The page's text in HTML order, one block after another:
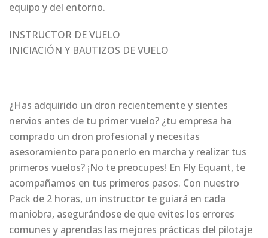
equipo y del entorno.
INSTRUCTOR DE VUELO
INICIACIÓN Y BAUTIZOS DE VUELO
¿Has adquirido un dron recientemente y sientes
nervios antes de tu primer vuelo? ¿tu empresa ha
comprado un dron profesional y necesitas
asesoramiento para ponerlo en marcha y realizar tus
primeros vuelos? ¡No te preocupes! En Fly Equant, te
acompañamos en tus primeros pasos. Con nuestro
Pack de 2 horas, un instructor te guiará en cada
maniobra, asegurándose de que evites los errores
comunes y aprendas las mejores prácticas del pilotaje